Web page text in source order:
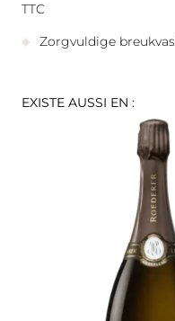
TTC
Zorgvuldige
EXISTE AUSSI EN :